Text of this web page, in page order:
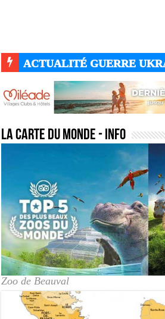
ACTUALITÉ GUERRE
la carte du monde - Info
Zoo de Beauval